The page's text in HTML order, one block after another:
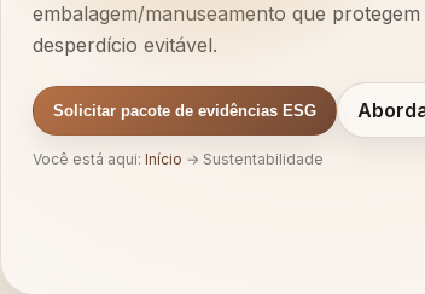
embalagem/manuseamento que
desperdício evitável.
Solicitar pacote de evidências ESG
Você está aqui: Início → Sustentabilidade